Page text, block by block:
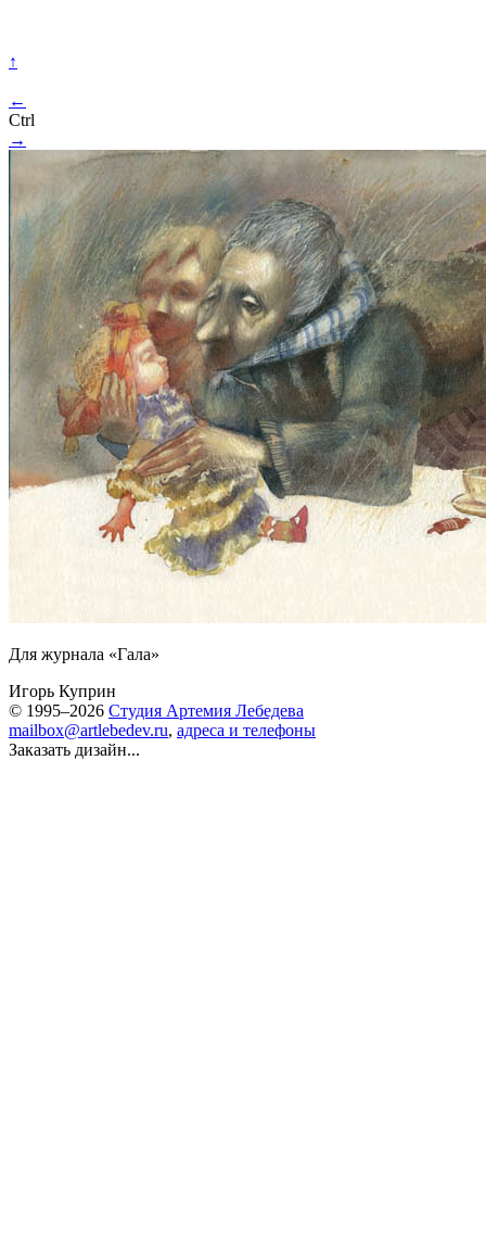
↑
←
Ctrl
→
Для журнала «Гала»
Игорь Куприн
© 1995–2026 Студия Артемия Лебедева
mailbox@artlebedev.ru, адреса и телефоны
Заказать дизайн...